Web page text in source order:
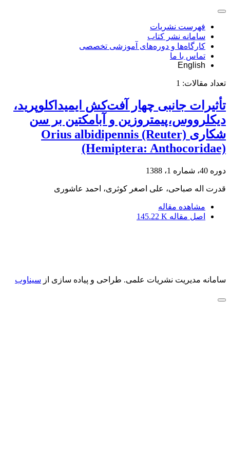
فهرست نشریات
سامانه نشر کتاب
کارگاه‌ها و دوره‌های آموزشی تخصصی
تماس با ما
English
تعداد مقالات: 1
تأثیرات جانبی چهار آفت‌کش ایمیداکلوپرید،
دیکلرووس،پیمتروزین و آبامکتین بر سن
شکاری Orius albidipennis (Reuter)
(Hemiptera: Anthocoridae)
دوره 40، شماره 1، 1388
قدرت اله صباحی، علی اصغر کوثری، احمد عاشوری
مشاهده مقاله
اصل مقاله 145.22 K
سامانه مدیریت نشریات علمی. طراحی و پیاده سازی از سیناوب